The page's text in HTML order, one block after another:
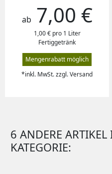
Preis
ab 7,00 €
1,00 € pro 1 Liter
Fertiggetränk
Mengenrabatt möglich
*inkl. MwSt. zzgl. Versand
6 ANDERE
KATEGORIE: